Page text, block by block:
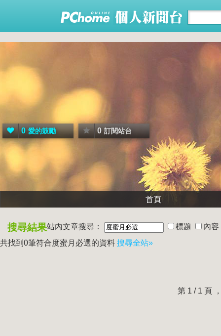
0 愛的鼓勵 0 訂閱站台
首頁
搜尋結果站內文章搜尋： 標題
內容
共找到0筆符合度蜜月必選的資料 搜尋全站»
第 1 / 1